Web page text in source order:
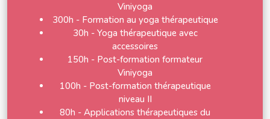
Viniyoga
300h - Formation au yoga thérapeutique
30h - Yoga thérapeutique avec
accessoires
150h - Post-formation formateur
Viniyoga
100h - Post-formation thérapeutique
niveau II
80h - Applications thérapeutiques du